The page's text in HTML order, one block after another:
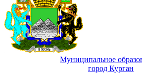
Муниципальное
город Курган